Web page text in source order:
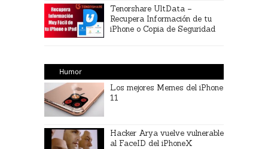
Tenorshare UltData –
Recupera Información de tu
iPhone o Copia de Seguridad
Humor
Los mejores Memes del iPhone
11
Hacker Arya vuelve vulnerable
al FaceID del iPhoneX